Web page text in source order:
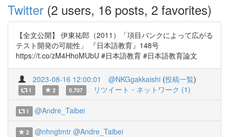
Twitter (2 users, 16 posts, 2 favorites)
【全文公開】 伊東祐郎（2011）「項目バンクによって広がる
テスト開発の可能性」 『日本語教育』148号
https://t.co/zM4HhoMUbU #日本語教育 #日本語教育論文
2023-08-16 12:00:01 @NKGgakkaishi (投稿一覧)
1 2 0.707 リツイート・ネットワーク (1)
1 @Andre_Taibei
2 @nhngtmtr @Andre_Taibei